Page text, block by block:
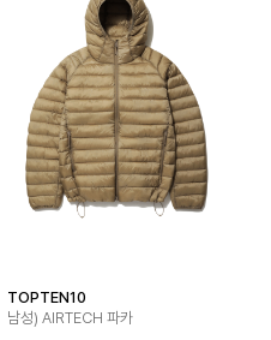
TOPTEN10
남성) AIRTECH 파카